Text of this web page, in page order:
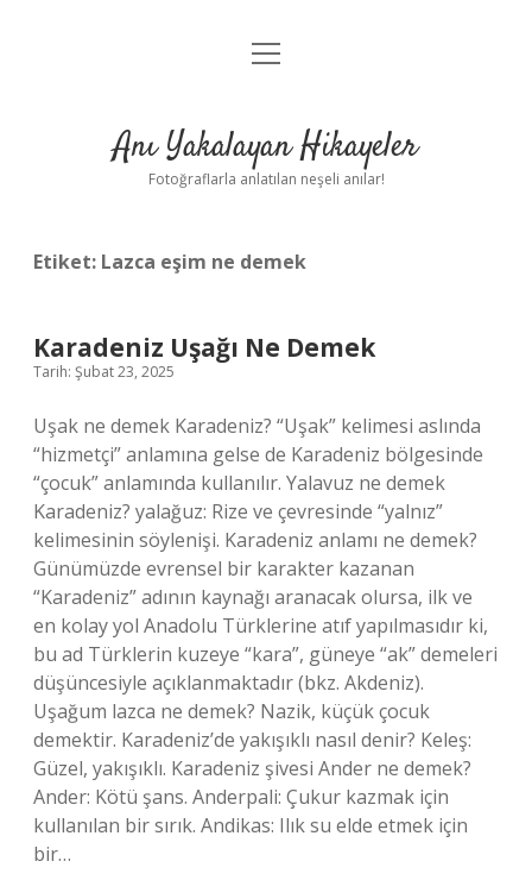
Anasayfa
Yasal Uyarı
menüyü
Anı Yakalayan Hikayeler
Fotoğraflarla anlatılan neşeli anılar!
Etiket: Lazca eşim ne demek
Karadeniz Uşağı Ne Demek
Tarih: Şubat 23, 2025
Uşak ne demek Karadeniz? “Uşak” kelimesi aslında
“hizmetçi” anlamına gelse de Karadeniz bölgesinde
“çocuk” anlamında kullanılır. Yalavuz ne demek
Karadeniz? yalağuz: Rize ve çevresinde “yalnız”
kelimesinin söylenişi. Karadeniz anlamı ne demek?
Günümüzde evrensel bir karakter kazanan
“Karadeniz” adının kaynağı aranacak olursa, ilk ve
en kolay yol Anadolu Türklerine atıf yapılmasıdır ki,
bu ad Türklerin kuzeye “kara”, güneye “ak” demeleri
düşüncesiyle açıklanmaktadır (bkz. Akdeniz).
Uşağum lazca ne demek? Nazik, küçük çocuk
demektir. Karadeniz’de yakışıklı nasıl denir? Keleş:
Güzel, yakışıklı. Karadeniz şivesi Ander ne demek?
Ander: Kötü şans. Anderpali: Çukur kazmak için
kullanılan bir sırık. Andikas: Ilık su elde etmek için
bir…